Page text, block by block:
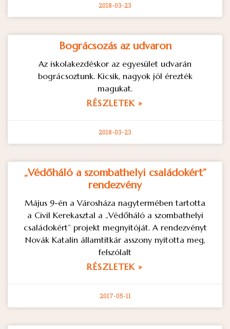
2018-03-23
Bográcsozás az udvaron
Az iskolakezdéskor az egyesület udvarán
bográcsoztunk. Kicsik, nagyok jól érezték
magukat.
RÉSZLETEK »
2018-03-23
„Védőháló a szombathelyi családokért”
rendezvény
Május 9-én a Városháza nagytermében tartotta
a Civil Kerekasztal a „Védőháló a szombathelyi
családokért” projekt megnyitóját. A rendezvényt
Novák Katalin államtitkár asszony nyitotta meg,
felszólalt
RÉSZLETEK »
2017-05-11